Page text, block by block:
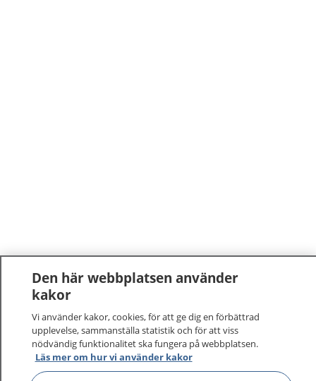
Den här webbplatsen använder
kakor
Vi använder kakor, cookies, för att ge dig en förbättrad
upplevelse, sammanställa statistik och för att viss
nödvändig funktionalitet ska fungera på webbplatsen.
Läs mer om hur vi använder kakor